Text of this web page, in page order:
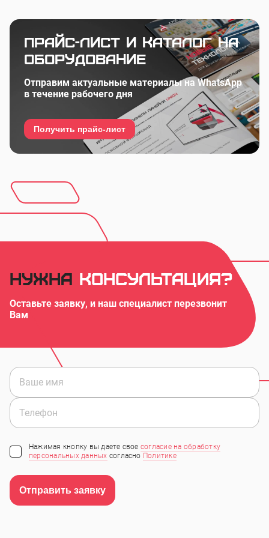
Прайс-лист и каталог на
оборудование
Отправим актуальные материалы на WhatsApp
в течение рабочего дня
Получить прайс-лист
Нужна консультация?
Оставьте заявку, и наш специалист перезвонит
Вам
Нажимая кнопку вы даете свое согласие на обработку
персональных данных согласно Политике
Отправить заявку